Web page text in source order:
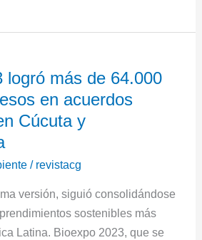
logró más de 64.000
en acuerdos
Cúcuta y
/ revistacg
versión, siguió consolidándose
sostenibles más
Latina. Bioexpo 2023, que se